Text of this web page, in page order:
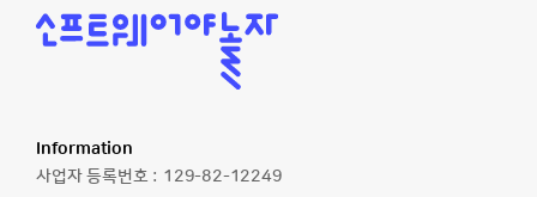
소
프
놀
자
Information
사업자 등록번호 : 129-82-12249